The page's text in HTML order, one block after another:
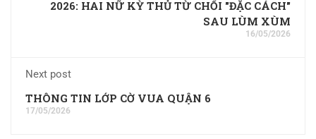
2026: HAI NỮ KỲ THỦ TỪ CHỐI "ĐẶC CÁCH"
SAU LÙM XÙM
16/05/2026
Next post
THÔNG TIN LỚP CỜ VUA QUẬN 6
17/05/2026